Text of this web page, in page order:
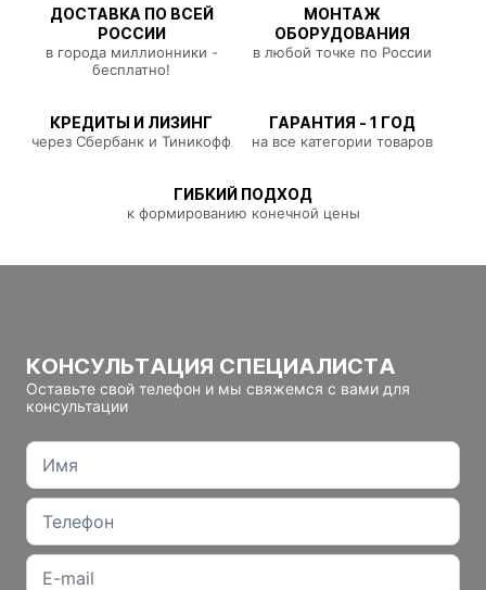
ДОСТАВКА ПО ВСЕЙ
РОССИИ
в города миллионники -
бесплатно!
МОНТАЖ
ОБОРУДОВАНИЯ
в любой точке по России
КРЕДИТЫ И ЛИЗИНГ
через Сбербанк и Тиникофф
ГАРАНТИЯ - 1 ГОД
на все категории товаров
ГИБКИЙ ПОДХОД
к формированию конечной цены
КОНСУЛЬТАЦИЯ СПЕЦИАЛИСТА
Оставьте свой телефон и мы свяжемся с вами для
консультации